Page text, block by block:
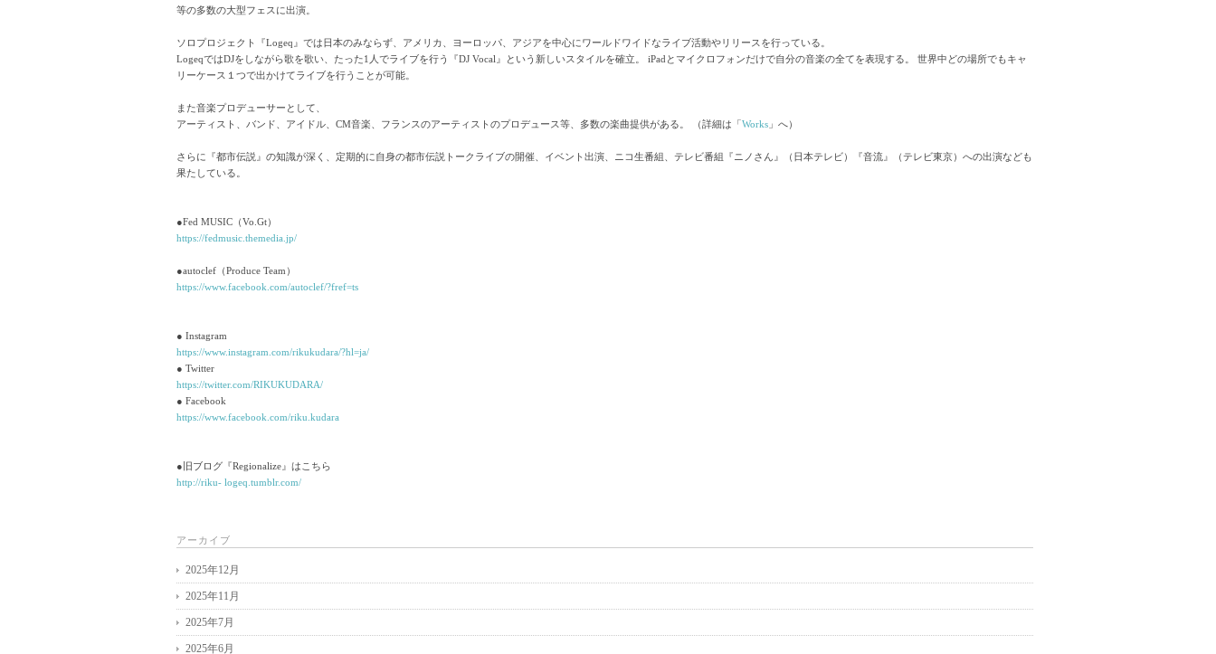
等の多数の大型フェスに出演。
ソロプロジェクト『Logeq』では日本のみならず、アメリカ、ヨーロッパ、アジアを中心にワールドワイドなライブ活動やリリースを行っている。
LogeqではDJをしながら歌を歌い、たった1人でライブを行う『DJ Vocal』という新しいスタイルを確立。 iPadとマイクロフォンだけで自分の音楽の全てを表現する。 世界中どの場所でもキャ
リーケース１つで出かけてライブを行うことが可能。
また音楽プロデューサーとして、
アーティスト、バンド、アイドル、CM音楽、フランスのアーティストのプロデュース等、多数の楽曲提供がある。 （詳細は「Works 」へ）
さらに『都市伝説』の知識が深く、定期的に自身の都市伝説トークライブの開催、イベント出演、ニコ生番組、テレビ番組『ニノさん』（日本テレビ）『音流』（テレビ東京）への出演なども
果たしている。
●Fed MUSIC（Vo.Gt）
https://fedmusic.themedia.jp/
●autoclef（Produce Team）
https://www.facebook.com/autoclef/?fref=ts
● Instagram
https://www.instagram.com/rikukudara/?hl=ja/
● Twitter
https://twitter.com/RIKUKUDARA/
● Facebook
https://www.facebook.com/riku.kudara
●旧ブログ『Regionalize』はこちら
http://riku- logeq.tumblr.com/
アーカイブ
2025年12月
2025年11月
2025年7月
2025年6月